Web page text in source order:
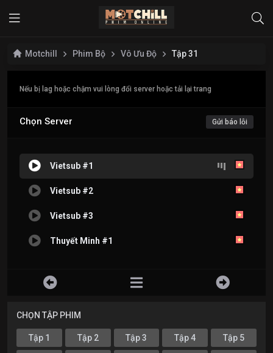
Motchill Phim Bộ Vô Ưu Độ Tập 31
Nếu bị lag hoặc chậm vui lòng đổi server hoặc tải lại trang
Chọn Server Gửi báo lỗi
Vietsub #1
Vietsub #2
Vietsub #3
Thuyết Minh #1
CHỌN TẬP PHIM
Tập 1 Tập 2 Tập 3 Tập 4 Tập 5